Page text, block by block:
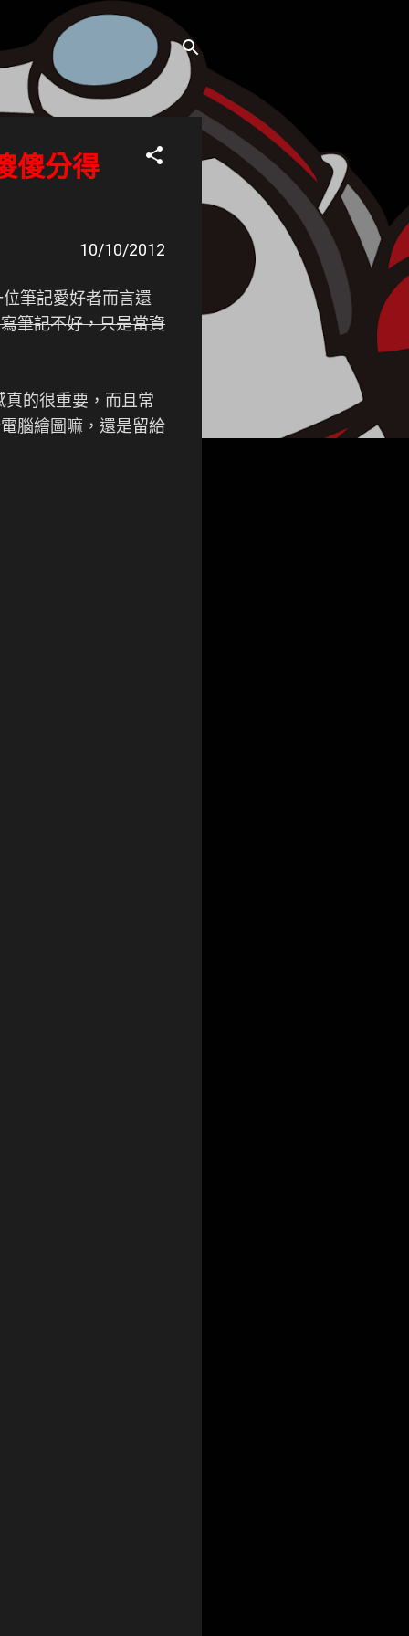
傻分得
10/10/2012
筆記愛好者而言還
筆記不好，只是當資
的很重要，而且常
腦繪圖嘛，還是留給